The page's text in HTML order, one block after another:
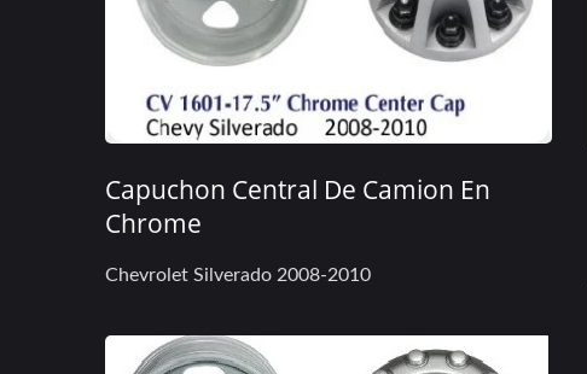
Capuchon Central De Camion En
Chrome
Chevrolet Silverado 2008-2010